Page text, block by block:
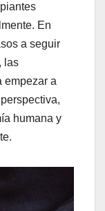
En
a seguir
las
empezar a
humana y